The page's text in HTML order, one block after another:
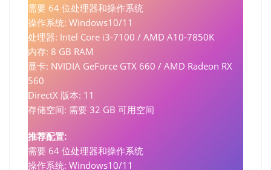
需要 64 位处理器和操作系统
操作系统: Windows10/11
处理器: Intel Core i3-7100 / AMD A10-7850K
内存: 8 GB RAM
显卡: NVIDIA GeForce GTX 660 / AMD Radeon RX
560
DirectX 版本: 11
存储空间: 需要 32 GB 可用空间
推荐配置:
需要 64 位处理器和操作系统
操作系统: Windows10/11